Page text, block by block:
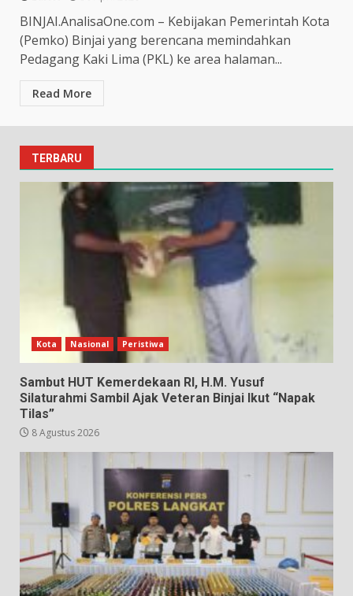
BINJAI.AnalisaOne.com – Kebijakan Pemerintah Kota
(Pemko) Binjai yang berencana memindahkan
Pedagang Kaki Lima (PKL) ke area halaman...
Read More
TERBARU
Kota Nasional Peristiwa
Sambut HUT Kemerdekaan RI, H.M. Yusuf
Silaturahmi Sambil Ajak Veteran Binjai Ikut “Napak
Tilas”
8 Agustus 2026